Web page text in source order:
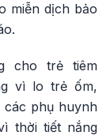
miễn dịch bảo
cho trẻ tiêm
vì lo trẻ ốm,
các phụ huynh
thời tiết nắng